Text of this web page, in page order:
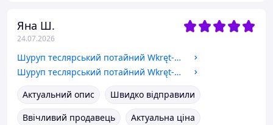
Яна Ш.
24.07.2026
Шуруп теслярський потайний Wkręt-Met 6 x 90 мм 100 шт
Шуруп теслярський потайний Wkręt-Met 6 x 120 мм 100 шт
Актуальний опис
Швидко відправили
Ввічливий продавець
Актуальна ціна